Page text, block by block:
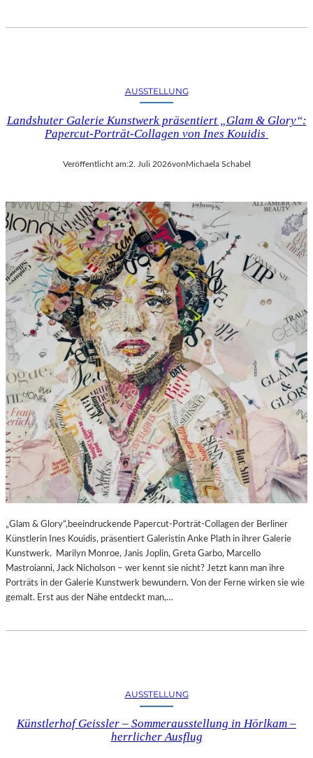
AUSSTELLUNG
Landshuter Galerie Kunstwerk präsentiert „Glam & Glory“:
Papercut-Porträt-Collagen von Ines Kouidis
Veröffentlicht am:2. Juli 2026vonMichaela Schabel
„Glam & Glory“,beeindruckende Papercut-Porträt-Collagen der Berliner
Künstlerin Ines Kouidis, präsentiert Galeristin Anke Plath in ihrer Galerie
Kunstwerk. Marilyn Monroe, Janis Joplin, Greta Garbo, Marcello
Mastroianni, Jack Nicholson – wer kennt sie nicht? Jetzt kann man ihre
Porträts in der Galerie Kunstwerk bewundern. Von der Ferne wirken sie wie
gemalt. Erst aus der Nähe entdeckt man,…
AUSSTELLUNG
Künstlerhof Geissler – Sommerausstellung in Hörlkam –
herrlicher Ausflug